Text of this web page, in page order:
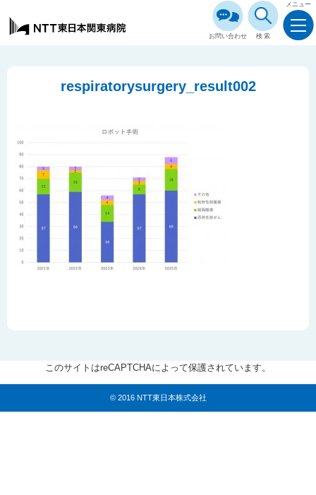
お問い合わせ 検索
メニュー
respiratorysurgery_result002
このサイトはreCAPTCHAによって保護されています。
© 2016 NTT東日本株式会社